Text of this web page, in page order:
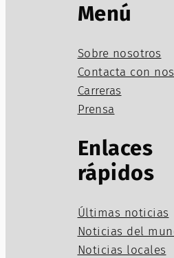
Menú
Sobre nosotros
Contacta con
Carreras
Prensa
Enlaces
rápidos
Últimas noticias
Noticias del
Noticias locales